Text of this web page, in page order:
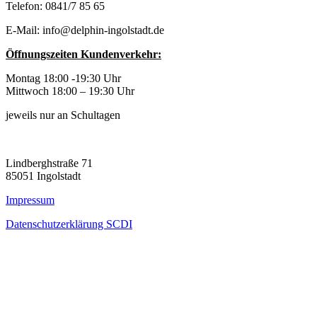
Telefon: 0841/7 85 65
E-Mail: info@delphin-ingolstadt.de
Öffnungszeiten Kundenverkehr:
Montag 18:00 -19:30 Uhr
Mittwoch 18:00 – 19:30 Uhr
jeweils nur an Schultagen
Lindberghstraße 71
85051 Ingolstadt
Impressum
Datenschutzerklärung SCDI